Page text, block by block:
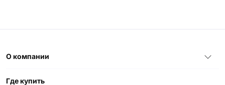
О компании
Где купить